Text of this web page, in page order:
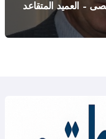
– العميد المتقاعد